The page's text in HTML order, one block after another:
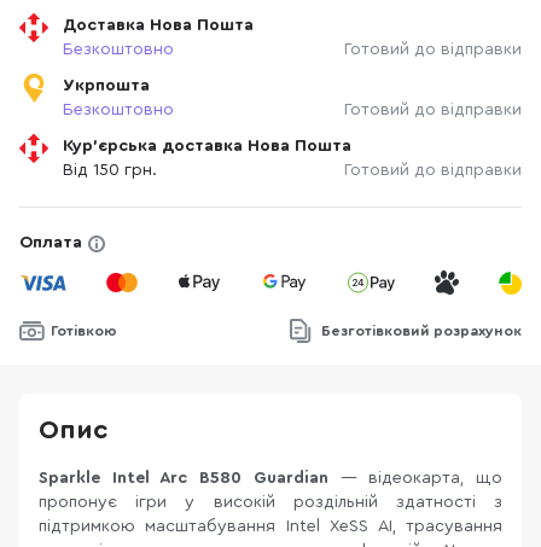
Доставка Нова Пошта
Безкоштовно
Готовий до відправки
Укрпошта
Безкоштовно
Готовий до відправки
Кур'єрська доставка Нова Пошта
Від 150 грн.
Готовий до відправки
Оплата
Готівкою Безготівковий розрахунок
Опис
Sparkle Intel Arc B580 Guardian — відеокарта, що
пропонує ігри у високій роздільній здатності з
підтримкою масштабування Intel XeSS AI, трасування